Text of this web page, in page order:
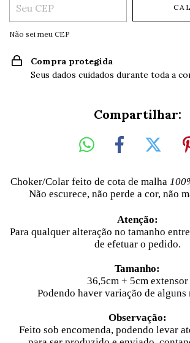
Não sei meu CEP
Compra protegida
Seus dados cuidados durante toda a
Compartilhar:
Choker/Colar feito de cota de malha
Não escurece, não perde a cor, não
Atenção:
Para qualquer alteração no tamanho
de efetuar o pedido.
Tamanho:
36,5cm + 5cm extensor
Podendo haver variação de
Observação:
Feito sob encomenda, podendo levar